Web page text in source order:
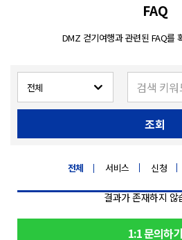
FAQ
DMZ 걷기여행과 관련된 FAQ를
조회
전체 서비스 신청
결과가 존재하지 않
1:1 문의하기